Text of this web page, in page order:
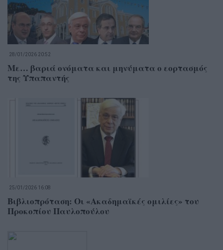
28/01/2026 20:52
Με… βαριά ονόματα και μηνύματα ο εορτασμός
της Υπαπαντής
25/01/2026 16:08
Βιβλιοπρόταση: Οι «Ακαδημαϊκές ομιλίες» του
Προκοπίου Παυλοπούλου